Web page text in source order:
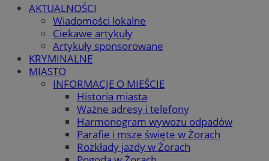
AKTUALNOŚCI
Wiadomości lokalne
Ciekawe artykuły
Artykuły sponsorowane
KRYMINALNE
MIASTO
INFORMACJE O MIEŚCIE
Historia miasta
Ważne adresy i telefony
Harmonogram wywozu odpadów
Parafie i msze święte w Żorach
Rozkłady jazdy w Żorach